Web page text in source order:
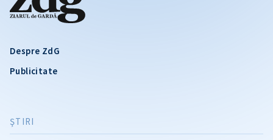
Despre ZdG
Publicitate
ŞTIRI